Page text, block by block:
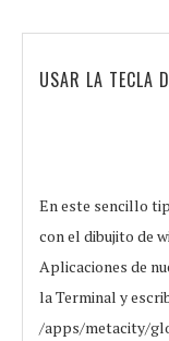
USAR LA TECLA
En este sencillo
con el dibujito de
Aplicaciones de
la Terminal y
/apps/metacity/